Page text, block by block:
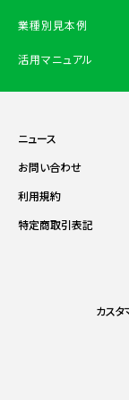
業種別見本例
活用マニュアル
ニュース
お問い合わせ
利用規約
特定商取引表記
カス